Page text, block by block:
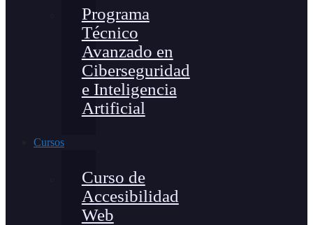
Programa
Técnico
Avanzado en
Ciberseguridad
e Inteligencia
Artificial
Cursos
Curso de
Accesibilidad
Web